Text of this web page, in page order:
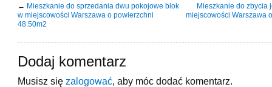
← Mieszkanie do sprzedania dwu pokojowe blok
w miejscowości Warszawa o powierzchni
48.50m2
Mieszkanie do zbycia
miejscowości Warszawa
Dodaj komentarz
Musisz się zalogować , aby móc dodać komentarz.